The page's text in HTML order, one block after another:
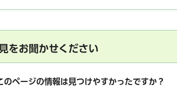
をお聞かせください
のページの情報は見つけやすかったですか？